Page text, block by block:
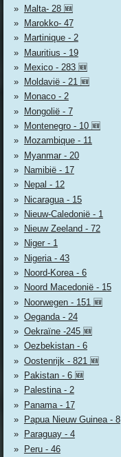
Malta- 28 🆕
Marokko- 47
Martinique - 2
Mauritius - 19
Mexico - 283 🆕
Moldavië - 21 🆕
Monaco - 2
Mongolië - 7
Montenegro - 10 🆕
Mozambique - 11
Myanmar - 20
Namibië - 17
Nepal - 12
Nicaragua - 15
Nieuw-Caledonië - 1
Nieuw Zeeland - 72
Niger - 1
Nigeria - 43
Noord-Korea - 6
Noord Macedonië - 15
Noorwegen - 151 🆕
Oeganda - 24
Oekraïne -245 🆕
Oezbekistan - 6
Oostenrijk - 821 🆕
Pakistan - 6 🆕
Palestina - 2
Panama - 17
Papua Nieuw Guinea - 8
Paraguay - 4
Peru - 46